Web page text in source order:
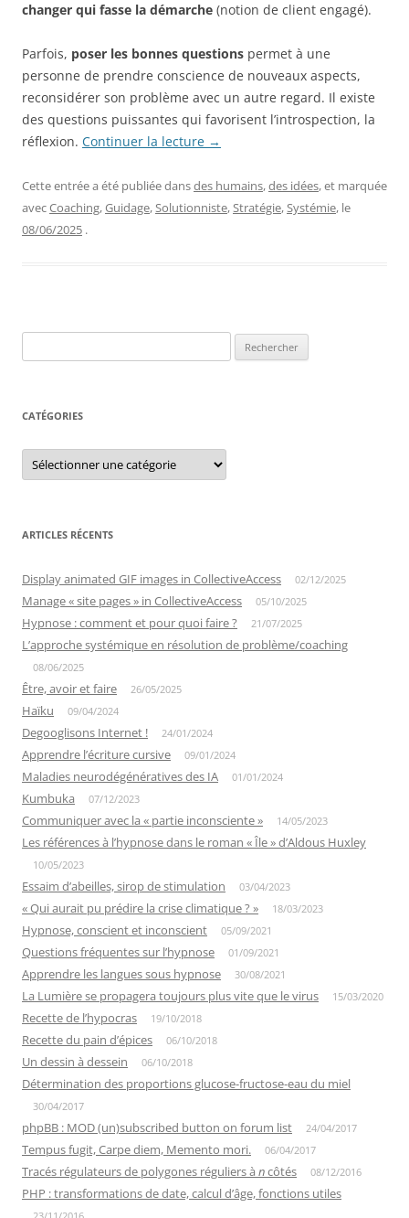
changer qui fasse la démarche (notion de client engagé).
Parfois, poser les bonnes questions permet à une
personne de prendre conscience de nouveaux aspects,
reconsidérer son problème avec un autre regard. Il existe
des questions puissantes qui favorisent l’introspection, la
réflexion. Continuer la lecture →
Cette entrée a été publiée dansdes humains,des idées, et marquée
avecCoaching,Guidage,Solutionniste,Stratégie,Systémie, le
08/06/2025 .
CATÉGORIES
Catégories
ARTICLES RÉCENTS
Display animated GIF images in CollectiveAccess 02/12/2025
Manage « site pages » in CollectiveAccess 05/10/2025
Hypnose : comment et pour quoi faire ? 21/07/2025
L’approche systémique en résolution de problème/coaching
08/06/2025
Être, avoir et faire 26/05/2025
Haïku 09/04/2024
Degooglisons Internet ! 24/01/2024
Apprendre l’écriture cursive 09/01/2024
Maladies neurodégénératives des IA 01/01/2024
Kumbuka 07/12/2023
Communiquer avec la « partie inconsciente » 14/05/2023
Les références à l’hypnose dans le roman « Île » d’Aldous Huxley
10/05/2023
Essaim d’abeilles, sirop de stimulation 03/04/2023
« Qui aurait pu prédire la crise climatique ? » 18/03/2023
Hypnose, conscient et inconscient 05/09/2021
Questions fréquentes sur l’hypnose 01/09/2021
Apprendre les langues sous hypnose 30/08/2021
La Lumière se propagera toujours plus vite que le virus 15/03/2020
Recette de l’hypocras 19/10/2018
Recette du pain d’épices 06/10/2018
Un dessin à dessein 06/10/2018
Détermination des proportions glucose-fructose-eau du miel
30/04/2017
phpBB : MOD (un)subscribed button on forum list 24/04/2017
Tempus fugit, Carpe diem, Memento mori. 06/04/2017
Tracés régulateurs de polygones réguliers à ncôtés 08/12/2016
PHP : transformations de date, calcul d’âge, fonctions utiles